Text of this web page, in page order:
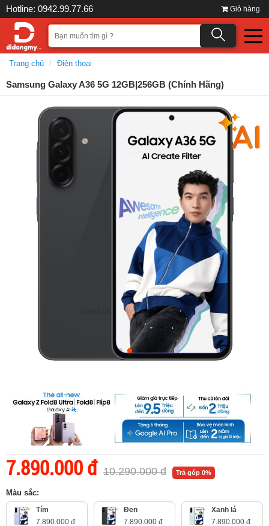
Hotline: 0942.99.77.66 Giỏ hàng
Trang chủ Điện thoại
Samsung Galaxy A36 5G 12GB|256GB (Chính Hãng)
7.890.000 đ 10.290.000 đ Trả góp 0%
Màu sắc:
Tím
7.890.000 đ
Đen
7.890.000 đ
Xanh lá
7.890.000 đ